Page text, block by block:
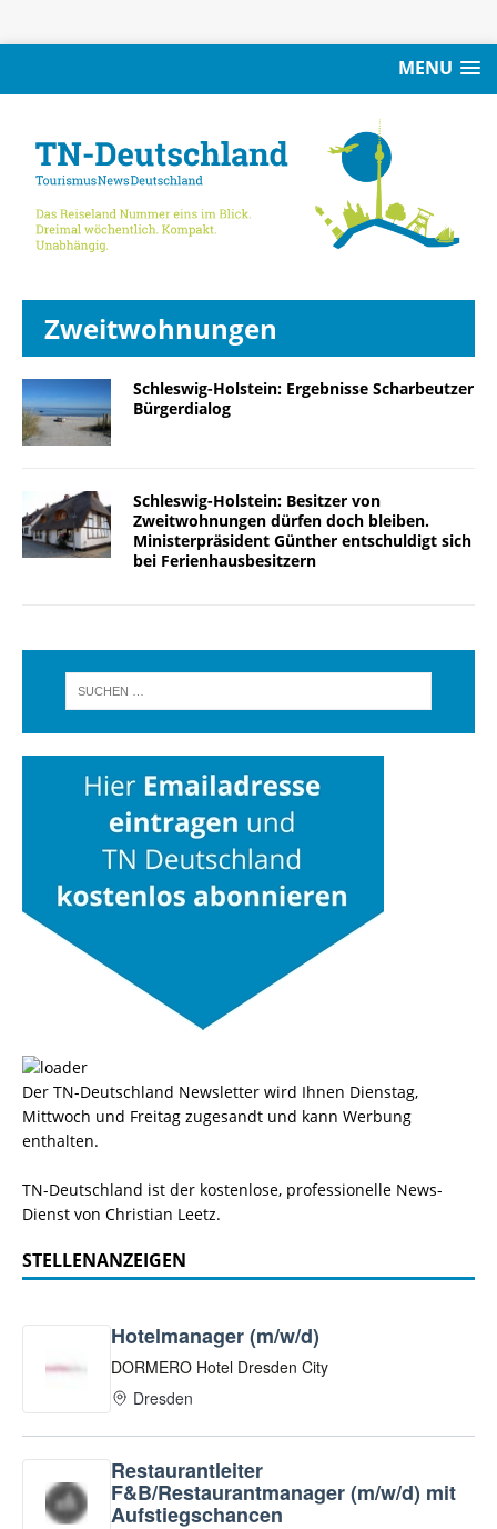
MENU
Zweitwohnungen
Schleswig-Holstein: Ergebnisse Scharbeutzer
Bürgerdialog
Schleswig-Holstein: Besitzer von
Zweitwohnungen dürfen doch bleiben.
Ministerpräsident Günther entschuldigt sich
bei Ferienhausbesitzern
Der TN-Deutschland Newsletter wird Ihnen Dienstag,
Mittwoch und Freitag zugesandt und kann Werbung
enthalten.
TN-Deutschland ist der kostenlose, professionelle News-
Dienst von Christian Leetz.
STELLENANZEIGEN